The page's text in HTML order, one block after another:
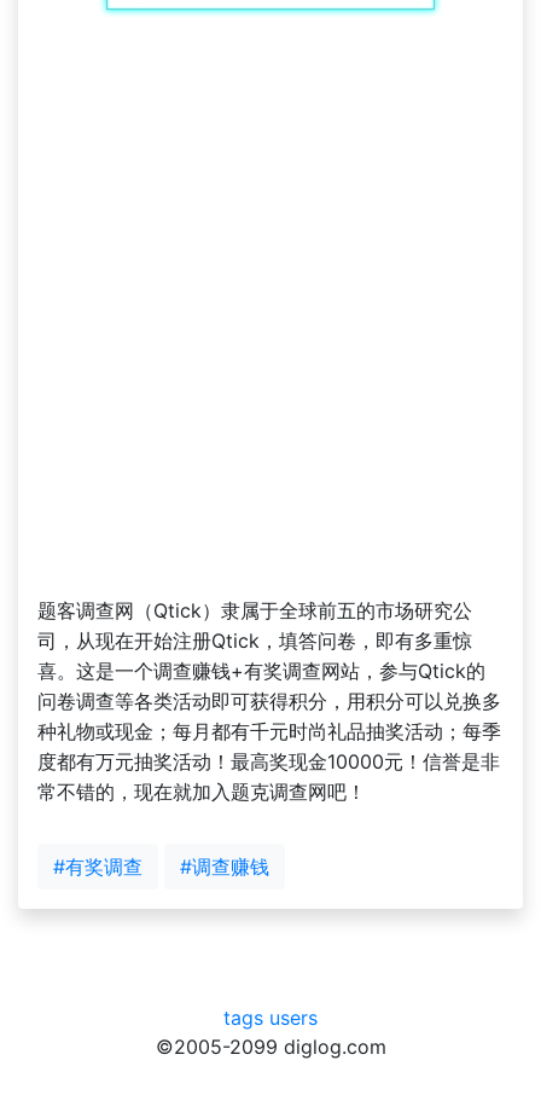
题客调查网（Qtick）隶属于全球前五的市场研究公
司，从现在开始注册Qtick，填答问卷，即有多重惊
喜。这是一个调查赚钱+有奖调查网站，参与Qtick的
问卷调查等各类活动即可获得积分，用积分可以兑换多
种礼物或现金；每月都有千元时尚礼品抽奖活动；每季
度都有万元抽奖活动！最高奖现金10000元！信誉是非
常不错的，现在就加入题克调查网吧！
#有奖调查 #调查赚钱
tags users
©2005-2099 diglog.com